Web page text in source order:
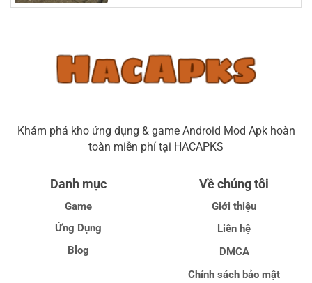
Khám phá kho ứng dụng & game Android Mod Apk hoàn
toàn miễn phí tại HACAPKS
Danh mục
Game
Ứng Dụng
Blog
Về chúng tôi
Giới thiệu
Liên hệ
DMCA
Chính sách bảo mật